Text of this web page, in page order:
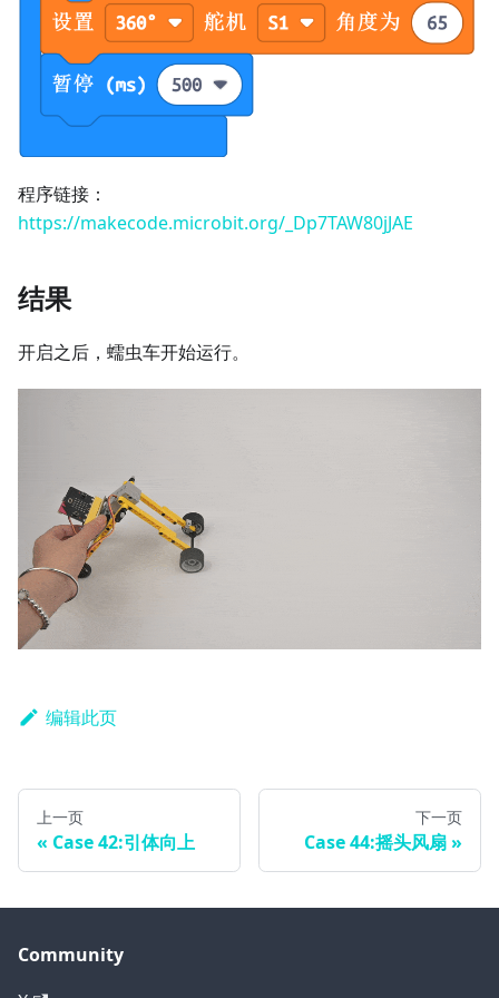
程序链接：
https://makecode.microbit.org/_Dp7TAW80jJAE
结果
开启之后，蠕虫车开始运行。
编辑此页
上一页
Case 42:引体向上
下一页
Case 44:摇头风扇
Community